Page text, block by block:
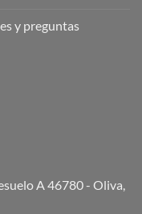
y preguntas
A 46780 - Oliva,